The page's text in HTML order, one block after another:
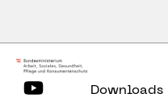
Downloads